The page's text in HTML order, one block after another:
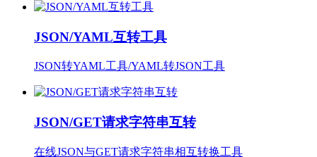
JSON/YAML互转工具
JSON转YAML工具/YAML转JSON工具
JSON/GET请求字符串互转
在线JSON与GET请求字符串相互转换工具